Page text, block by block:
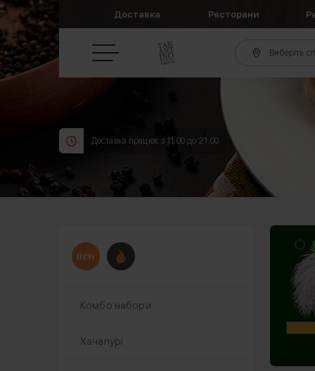
Доставка Ресторани
Виберіть
Доставка працює з 11:00 до 21:00
Комбо набори
Хачапурі